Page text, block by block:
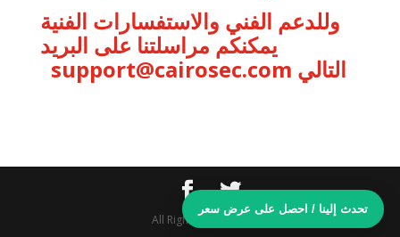
وللدعم الفني والاستفسارات الفنية
يمكنكم مراسلتنا على البريد
التالي support@cairosec.com
All Rights Reserved
تحدث إلينا / احصل على عرض سعر